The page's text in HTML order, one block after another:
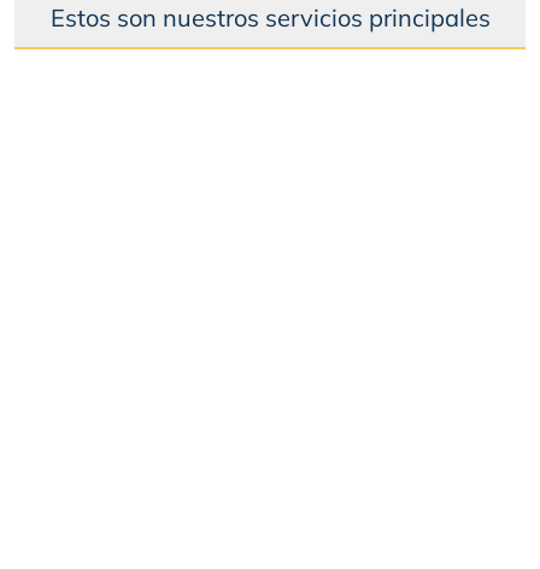
Estos son nuestros servicios principales